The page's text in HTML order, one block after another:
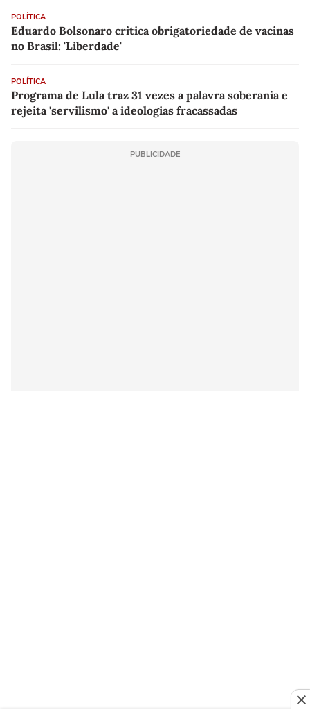
POLÍTICA
Eduardo Bolsonaro critica obrigatoriedade de vacinas
no Brasil: 'Liberdade'
POLÍTICA
Programa de Lula traz 31 vezes a palavra soberania e
rejeita 'servilismo' a ideologias fracassadas
PUBLICIDADE